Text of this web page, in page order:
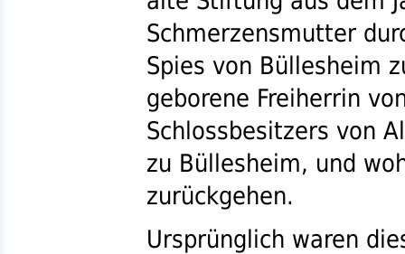
Schmerzensmutter
Spies von Büllesheim
geborene Freiherrin
Schlossbesitzers von
zu Büllesheim, und
zurückgehen.
Ursprünglich waren